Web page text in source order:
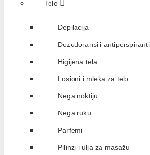
Telo
Depilacija
Dezodoransi i antiperspiranti
Higijena tela
Losioni i mleka za telo
Nega noktiju
Nega ruku
Parfemi
Pilinzi i ulja za masažu